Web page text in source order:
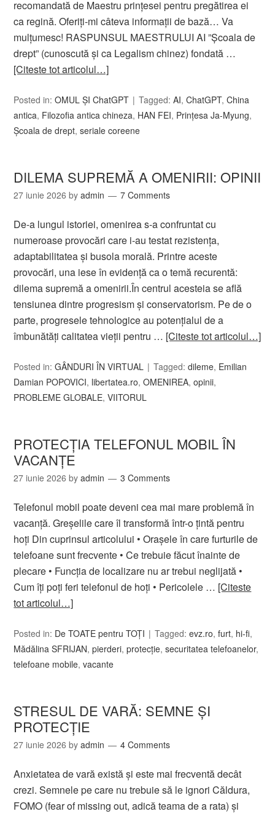
recomandată de Maestru prințesei pentru pregătirea ei
ca regină. Oferiți-mi câteva informații de bază… Va
mulțumesc! RASPUNSUL MAESTRULUI AI ”Școala de
drept” (cunoscută și ca Legalism chinez) fondată …
[Citeste tot articolul…]
Posted in:OMUL ȘI ChatGPT Tagged:AI,ChatGPT,China
antica, Filozofia antica chineza, HAN FEI, Prinţesa Ja-Myung,
Școala de drept,seriale coreene
DILEMA SUPREMĂ A OMENIRII: OPINII
27 iunie 2026 byadmin 7 Comments
De-a lungul istoriei, omenirea s-a confruntat cu
numeroase provocări care i-au testat rezistența,
adaptabilitatea și busola morală. Printre aceste
provocări, una iese în evidență ca o temă recurentă:
dilema supremă a omenirii.În centrul acesteia se află
tensiunea dintre progresism și conservatorism. Pe de o
parte, progresele tehnologice au potențialul de a
îmbunătăți calitatea vieții pentru … [Citeste tot articolul…]
Posted in:GÂNDURI ÎN VIRTUAL Tagged:dileme, Emilian
Damian POPOVICI, libertatea.ro,OMENIREA,opinii,
PROBLEME GLOBALE,VIITORUL
PROTECȚIA TELEFONUL MOBIL ÎN
VACANȚE
27 iunie 2026 byadmin 3 Comments
Telefonul mobil poate deveni cea mai mare problemă în
vacanță. Greșelile care îl transformă într-o țintă pentru
hoți Din cuprinsul articolului • Orașele în care furturile de
telefoane sunt frecvente • Ce trebuie făcut înainte de
plecare • Funcția de localizare nu ar trebui neglijată •
Cum îți poți feri telefonul de hoți • Pericolele … [Citeste
tot articolul…]
Posted in: De TOATE pentru TOȚI Tagged:evz.ro,furt, hi-fi,
Mădălina SFRIJAN,pierderi,protecţie,securitatea telefoanelor,
telefoane mobile,vacante
STRESUL DE VARĂ: SEMNE ȘI
PROTECȚIE
27 iunie 2026 byadmin 4 Comments
Anxietatea de vară există și este mai frecventă decât
crezi. Semnele pe care nu trebuie să le ignori Căldura,
FOMO (fear of missing out, adică teama de a rata) și